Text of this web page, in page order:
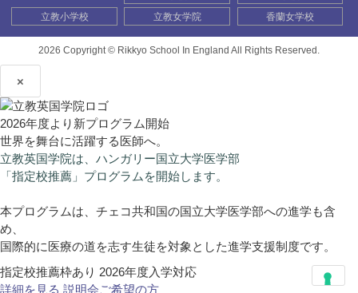
立教小学校
立教女学院 香蘭女学校
2026 Copyright © Rikkyo School In England All Rights Reserved.
×
2026年度より新プログラム開始
世界を舞台に活躍する医師へ。
立教英国学院は、ハンガリー国立大学医学部
「指定校推薦」プログラムを開始します。
本プログラムは、チェコ共和国の国立大学医学部への進学も含
め、
国際的に医療の道を志す生徒を対象とした進学支援制度です。
指定校推薦枠あり 2026年度入学対応
詳細を見る 説明会ご希望の方